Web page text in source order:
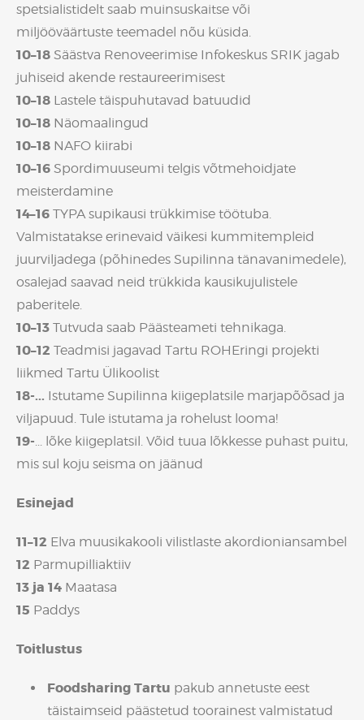
spetsialistidelt saab muinsuskaitse või
miljööväärtuste teemadel nõu küsida.
10–18 Säästva Renoveerimise Infokeskus SRIK jagab
juhiseid akende restaureerimisest
10–18 Lastele täispuhutavad batuudid
10–18 Näomaalingud
10–18 NAFO kiirabi
10–16 Spordimuuseumi telgis võtmehoidjate
meisterdamine
14–16 TYPA supikausi trükkimise töötuba.
Valmistatakse erinevaid väikesi kummitempleid
juurviljadega (põhinedes Supilinna tänavanimedele),
osalejad saavad neid trükkida kausikujulistele
paberitele.
10–13 Tutvuda saab Päästeameti tehnikaga.
10–12 Teadmisi jagavad Tartu ROHEringi projekti
liikmed Tartu Ülikoolist
18-... Istutame Supilinna kiigeplatsile marjapõõsad ja
viljapuud. Tule istutama ja rohelust looma!
19-... lõke kiigeplatsil. Võid tuua lõkkesse puhast puitu,
mis sul koju seisma on jäänud
Esinejad
11–12 Elva muusikakooli vilistlaste akordioniansambel
12 Parmupilliaktiiv
13 ja 14 Maatasa
15 Paddys
Toitlustus
Foodsharing Tartu pakub annetuste eest
täistaimseid päästetud toorainest valmistatud